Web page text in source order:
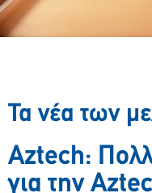
Τα νέα των
Aztech:
για την